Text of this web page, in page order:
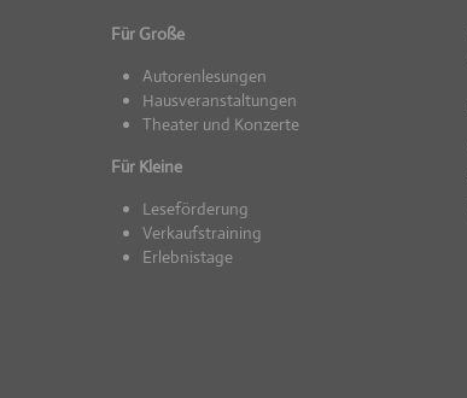
Für Große
Autorenlesungen
Hausveranstaltungen
Theater und Konzerte
Für Kleine
Leseförderung
Verkaufstraining
Erlebnistage